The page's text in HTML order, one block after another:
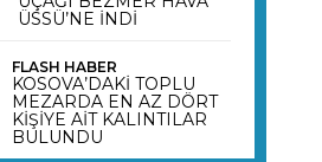
ÜSSÜ’NE İNDİ
FLASH HABER
KOSOVA’DAKİ TOPLU
MEZARDA EN AZ DÖRT
KİŞİYE AİT KALINTILAR
BULUNDU